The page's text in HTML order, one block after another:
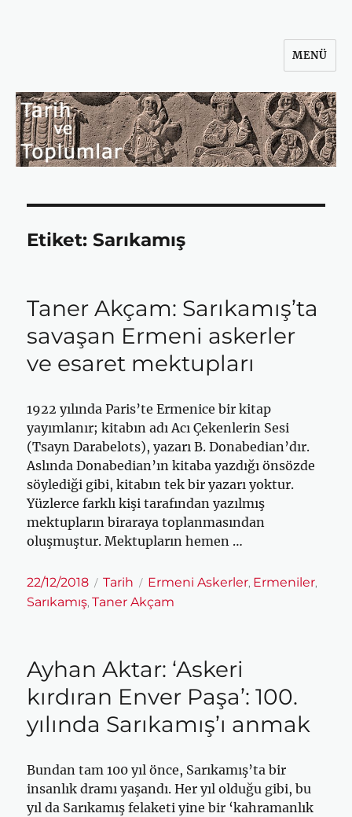
MENÜ
Etiket:Sarıkamış
Taner Akçam: Sarıkamış’ta
savaşan Ermeni askerler
ve esaret mektupları
1922 yılında Paris’te Ermenice bir kitap
yayımlanır; kitabın adı Acı Çekenlerin Sesi
(Tsayn Darabelots), yazarı B. Donabedian’dır.
Aslında Donabedian’ın kitaba yazdığı önsözde
söylediği gibi, kitabın tek bir yazarı yoktur.
Yüzlerce farklı kişi tarafından yazılmış
mektupların biraraya toplanmasından
oluşmuştur. Mektupların hemen …
Yayın
tarihi
22/12/2018 Kategoriler
Tarih Etiketler
Ermeni Askerler, Ermeniler,
Sarıkamış,Taner Akçam
Ayhan Aktar: ‘Askeri
kırdıran Enver Paşa’: 100.
yılında Sarıkamış’ı anmak
Bundan tam 100 yıl önce, Sarıkamış’ta bir
insanlık dramı yaşandı. Her yıl olduğu gibi, bu
yıl da Sarıkamış felaketi yine bir ‘kahramanlık